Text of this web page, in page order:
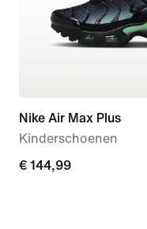
Nike Air Max Plus
Kinderschoenen
€ 144,99
€ 144,99